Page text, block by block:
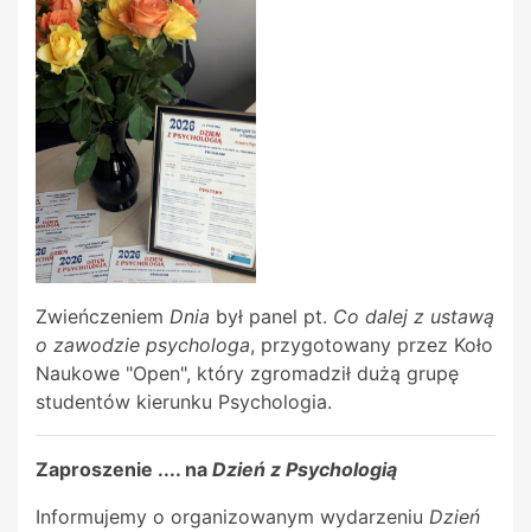
Zwieńczeniem Dnia był panel pt. Co dalej z ustawą
o zawodzie psychologa, przygotowany przez Koło
Naukowe "Open", który zgromadził dużą grupę
studentów kierunku Psychologia.
Zaproszenie .... na Dzień z Psychologią
Informujemy o organizowanym wydarzeniu Dzień